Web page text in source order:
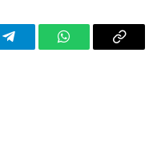
TelegramWhatsAppCopy